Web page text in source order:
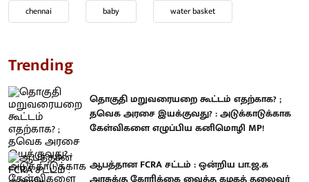
chennai baby water basket
Trending
தொகுதி மறுவரையறை கூட்டம் எதற்காக? ;
தவெக அரசை இயக்குவது? : அடுக்காடுக்காக
கேள்விகளை எழுப்பிய கனிமொழி MP!
ஆபத்தான FCRA சட்டம் : ஒன்றிய பா.ஜ.க